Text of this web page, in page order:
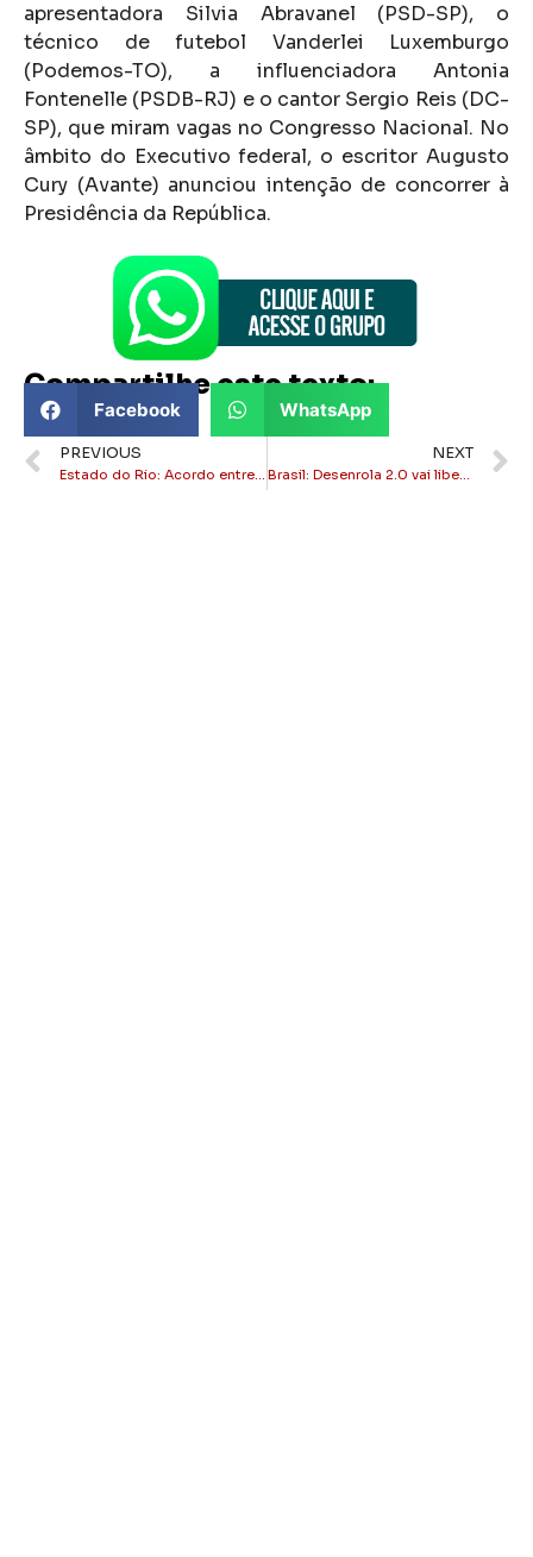
apresentadora Silvia Abravanel (PSD-SP), o
técnico de futebol Vanderlei Luxemburgo
(Podemos-TO), a influenciadora Antonia
Fontenelle (PSDB-RJ) e o cantor Sergio Reis (DC-
SP), que miram vagas no Congresso Nacional. No
âmbito do Executivo federal, o escritor Augusto
Cury (Avante) anunciou intenção de concorrer à
Presidência da República.
Compartilhe este texto:
Facebook WhatsApp
PREVIOUS
Estado do Rio: Acordo entre instituições deve reduzir preço do GNV no estado
NEXT
Brasil: Desenrola 2.0 vai liberar saldo do FGTS para quitar dívidas a partir de 25 de maio